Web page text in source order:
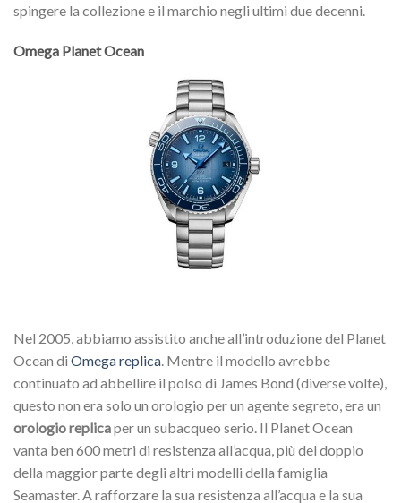
spingere la collezione e il marchio negli ultimi due decenni.
Omega Planet Ocean
Nel 2005, abbiamo assistito anche all’introduzione del Planet
Ocean di Omega replica. Mentre il modello avrebbe
continuato ad abbellire il polso di James Bond (diverse volte),
questo non era solo un orologio per un agente segreto, era un
orologio replicaper un subacqueo serio. Il Planet Ocean
vanta ben 600 metri di resistenza all’acqua, più del doppio
della maggior parte degli altri modelli della famiglia
Seamaster. A rafforzare la sua resistenza all’acqua e la sua